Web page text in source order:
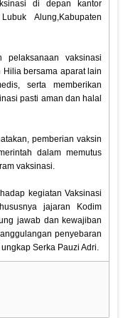
di depan kantor
Alung,Kabupaten
pelaksanaan vaksinasi
bersama aparat lain
serta memberikan
pasti aman dan halal
pemberian vaksin
dalam memutus
vaksinasi.
kegiatan Vaksinasi
jajaran Kodim
jawab dan kewajiban
penyebaran
Serka Pauzi Adri.